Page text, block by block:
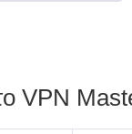
VPN